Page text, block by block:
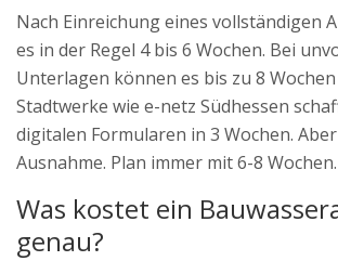
Nach Einreichung eines vollständigen
es in der Regel 4 bis 6 Wochen. Bei
Unterlagen können es bis zu 8
Stadtwerke wie e-netz Südhessen
digitalen Formularen in 3 Wochen.
Ausnahme. Plan immer mit 6-8 Wochen.
Was kostet ein
genau?